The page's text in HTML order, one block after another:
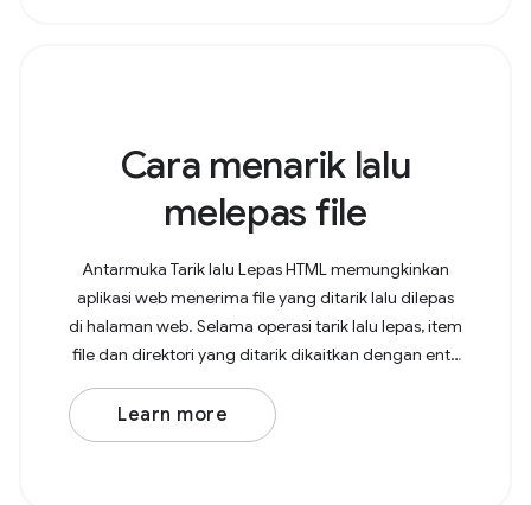
Cara menarik lalu
melepas file
Antarmuka Tarik lalu Lepas HTML memungkinkan
aplikasi web menerima file yang ditarik lalu dilepas
di halaman web. Selama operasi tarik lalu lepas, item
file dan direktori yang ditarik dikaitkan dengan entri
file dan entri direktori. Terkait penarikan
Learn more